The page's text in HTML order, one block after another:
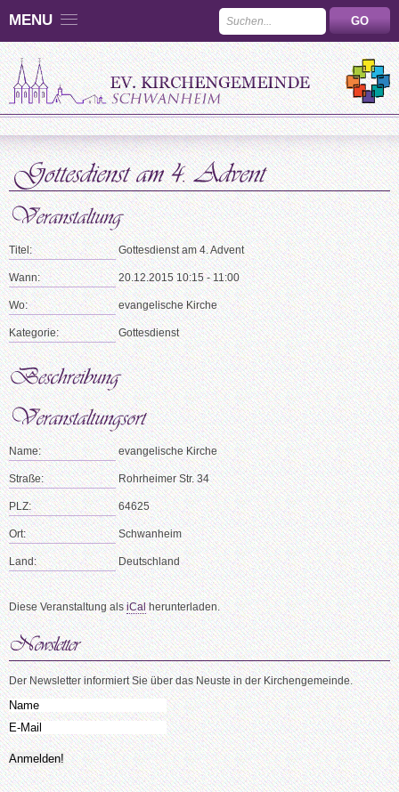
MENU
Titel: Gottesdienst am 4. Advent
Wann: 20.12.2015 10:15 - 11:00
Wo: evangelische Kirche
Kategorie: Gottesdienst
Name: evangelische Kirche
Straße: Rohrheimer Str. 34
PLZ: 64625
Ort: Schwanheim
Land: Deutschland
Diese Veranstaltung alsiCalherunterladen.
Der Newsletter informiert Sie über das Neuste in der Kirchengemeinde.